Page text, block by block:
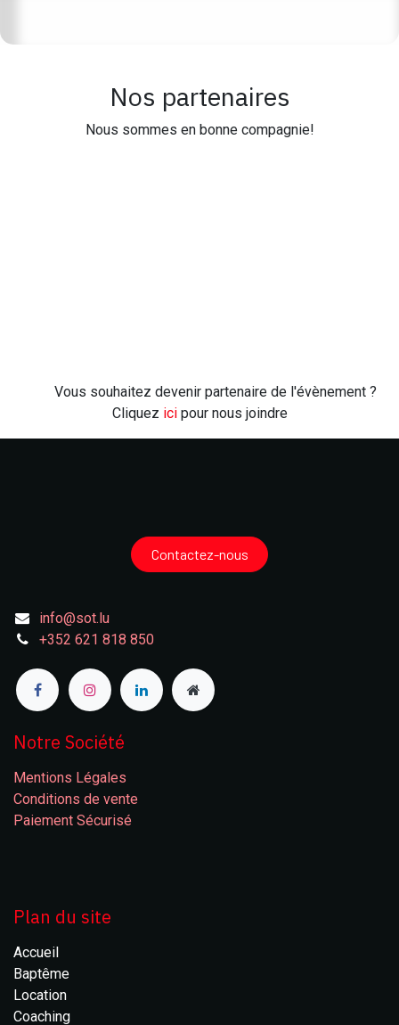
Nos partenaires
Nous sommes en bonne compagnie!
Vous souhaitez devenir partenaire de l'évènement ?
Cliquez icipour nous joindre
Contactez-nous
info@sot.lu
+352 621 818 850
Notre Société
Mentions Légales
Conditions de vente
Paiement Sécurisé
Plan du site
Accueil
Baptême
Location
Coaching